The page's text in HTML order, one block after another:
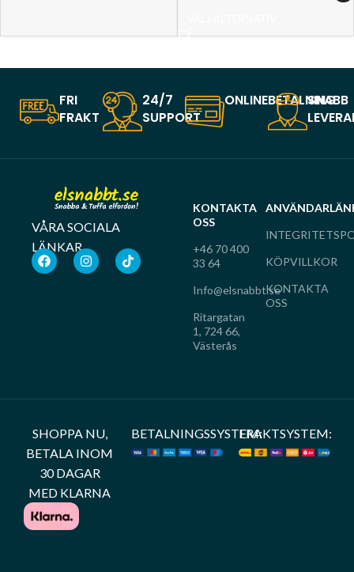
FRI
FRAKT
24/7
SUPPORT
ONLINEBETALNING
SNABB
VÅRA SOCIALA
LÄNKAR
KONTAKTA
OSS
+46 70 400
33 64
Info@elsnabbt.se
Ritargatan
1, 724 66,
Västerås
KÖPVILLKOR
KONTAKTA
OSS
SHOPPA NU,
BETALA INOM
30 DAGAR
MED KLARNA
BETALNINGSSYSTEM:FRAKTSYSTEM: